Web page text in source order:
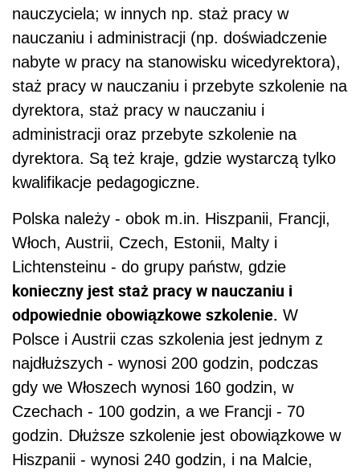
nauczyciela; w innych np. staż pracy w
nauczaniu i administracji (np. doświadczenie
nabyte w pracy na stanowisku wicedyrektora),
staż pracy w nauczaniu i przebyte szkolenie na
dyrektora, staż pracy w nauczaniu i
administracji oraz przebyte szkolenie na
dyrektora. Są też kraje, gdzie wystarczą tylko
kwalifikacje pedagogiczne.
Polska należy - obok m.in. Hiszpanii, Francji,
Włoch, Austrii, Czech, Estonii, Malty i
Lichtensteinu - do grupy państw, gdzie
konieczny jest staż pracy w nauczaniu i
odpowiednie obowiązkowe szkolenie. W
Polsce i Austrii czas szkolenia jest jednym z
najdłuższych - wynosi 200 godzin, podczas
gdy we Włoszech wynosi 160 godzin, w
Czechach - 100 godzin, a we Francji - 70
godzin. Dłuższe szkolenie jest obowiązkowe w
Hiszpanii - wynosi 240 godzin, i na Malcie,